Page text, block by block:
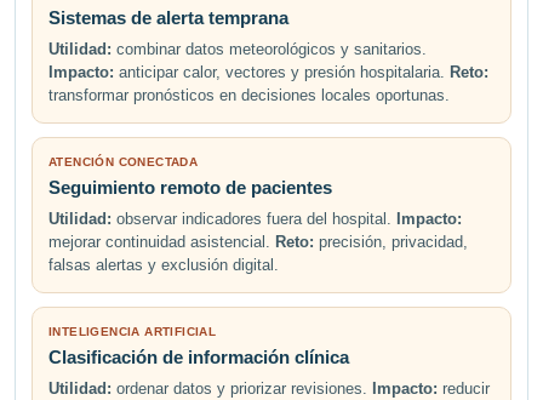
Sistemas de alerta temprana
Utilidad: combinar datos meteorológicos y sanitarios.
Impacto: anticipar calor, vectores y presión hospitalaria. Reto:
transformar pronósticos en decisiones locales oportunas.
ATENCIÓN CONECTADA
Seguimiento remoto de pacientes
Utilidad: observar indicadores fuera del hospital.
Impacto:
mejorar continuidad asistencial. Reto: precisión, privacidad,
falsas alertas y exclusión digital.
INTELIGENCIA ARTIFICIAL
Clasificación de información clínica
Utilidad: ordenar datos y priorizar revisiones. Impacto: reducir